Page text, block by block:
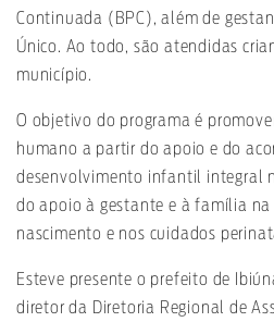
Continuada (BPC), além de
Único. Ao todo, são atendidas
município.
O objetivo do programa é
humano a partir do apoio e do
desenvolvimento infantil integral
do apoio à gestante e à família na
nascimento e nos cuidados
Esteve presente o prefeito de
diretor da Diretoria Regional de